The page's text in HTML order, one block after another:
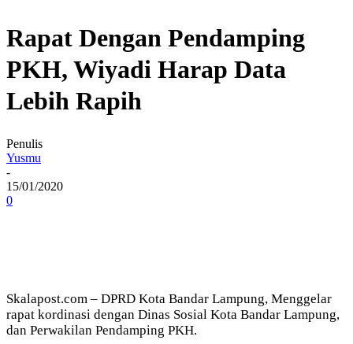
Rapat Dengan Pendamping
PKH, Wiyadi Harap Data
Lebih Rapih
Penulis
Yusmu
-
15/01/2020
0
Skalapost.com – DPRD Kota Bandar Lampung, Menggelar
rapat kordinasi dengan Dinas Sosial Kota Bandar Lampung,
dan Perwakilan Pendamping PKH.